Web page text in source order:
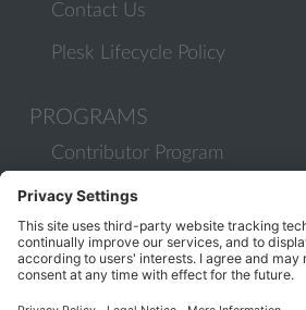
Contact Us
Plesk Lifecycle Policy
PROGRAMS
Contributor Program
Partner Program
COMMUNITY